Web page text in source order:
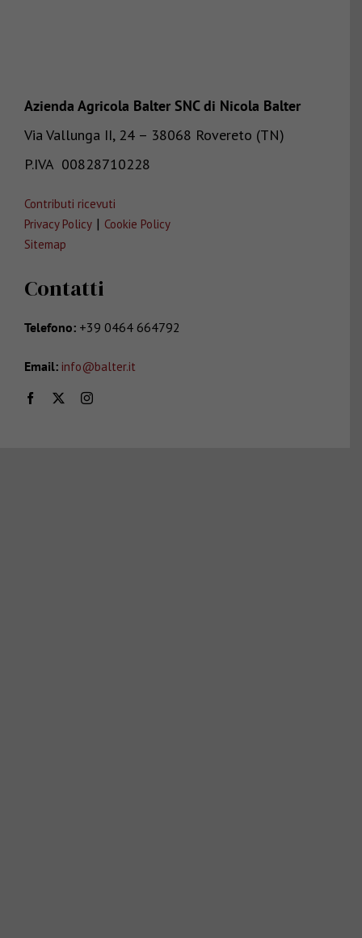
Azienda Agricola Balter SNC di Nicola Balter
Via Vallunga II, 24 – 38068 Rovereto (TN)
P.IVA 00828710228
Contributi ricevuti
Privacy Policy | Cookie Policy
Sitemap
Contatti
Telefono: +39 0464 664792
Email: info@balter.it